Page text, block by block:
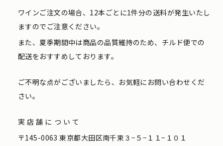
ワインご注文の場合、12本ごとに1件分の送料が発生いたし
ますのでご注意ください。
また、夏季期間中は商品の品質維持のため、チルド便での
配送をおすすめしております。
ご不明な点がございましたら、お気軽にお問い合わせくだ
さい。
実店舗について
〒145-0063 東京都大田区南千束３−５−１１−１０１